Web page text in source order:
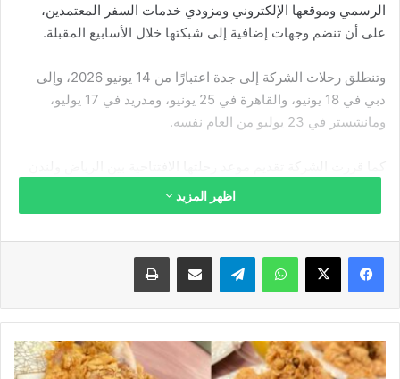
الرسمي وموقعها الإلكتروني ومزودي خدمات السفر المعتمدين،
على أن تنضم وجهات إضافية إلى شبكتها خلال الأسابيع المقبلة.
وتنطلق رحلات الشركة إلى جدة اعتبارًا من 14 يونيو 2026، وإلى
دبي في 18 يونيو، والقاهرة في 25 يونيو، ومدريد في 17 يوليو،
ومانشستر في 23 يوليو من العام نفسه.
من 1 يوليو إلى 10 يونيو 2026، بعد تسلم الطائرات الجديدة قبل
الموعد المخطط له، على أن تُشغل الرحلات الجديدة بطائرات بوينج
لتوسيع عملياتها وربط العاصمة السعودية بالأسواق الإقليمية
والأوروبية.
اظهر المزيد
فيسبوك ‫X واتساب تيلقرام مشاركة عبر البريد طباعة
دبابيس
الفراخ